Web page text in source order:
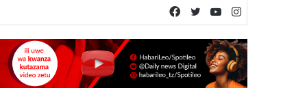
YouTube
Twitter
Facebook